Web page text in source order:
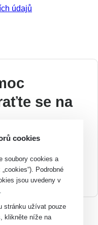
údajů
se na
cookies
soubory cookies a
Podrobné
jsou uvedeny v
stránku užívat pouze
klikněte níže na